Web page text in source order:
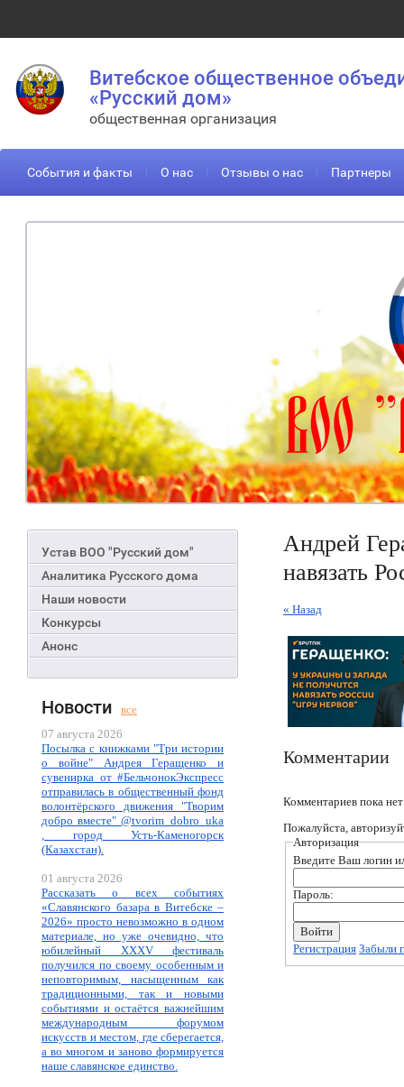
Витебское общественное
«Русский дом»
общественная организация
События и факты О нас Отзывы о нас Партнеры
Устав ВОО "Русский дом"
Аналитика Русского дома
Наши новости
Конкурсы
Анонс
Новости
все
07 августа 2026
Посылка с книжками "Три истории
о войне" Андрея Геращенко и
сувенирка от #БельчонокЭкспресс
отправилась в общественный фонд
волонтёрского движения "Творим
добро вместе" @tvorim_dobro_uka
, город Усть-Каменогорск
(Казахстан).
01 августа 2026
Рассказать о всех событиях
«Славянского базара в Витебске –
2026» просто невозможно в одном
материале, но уже очевидно, что
юбилейный XXXV фестиваль
получился по своему особенным и
неповторимым, насыщенным как
традиционными, так и новыми
событиями и остаётся важнейшим
международным форумом
искусств и местом, где сберегается,
а во многом и заново формируется
наше славянское единство.
Андрей
навязать
« Назад
Комментарии
Комментариев пока нет
Пожалуйста,
Авторизация
Введите Ваш логин
Пароль:
Регистрация Забыли